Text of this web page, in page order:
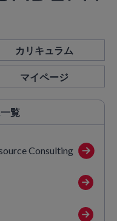
カリキュラム
マイページ
一覧
Consulting